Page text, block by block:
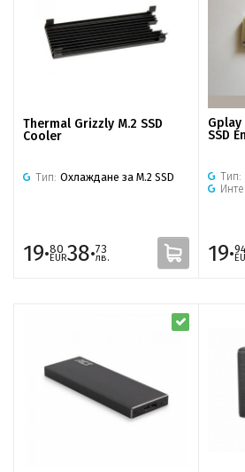
Thermal Grizzly M.2 SSD
Cooler
Тип: Охлаждане за M.2 SSD
19·80
EUR38·73
лв.
Gplay
SSD
Тип:
19·